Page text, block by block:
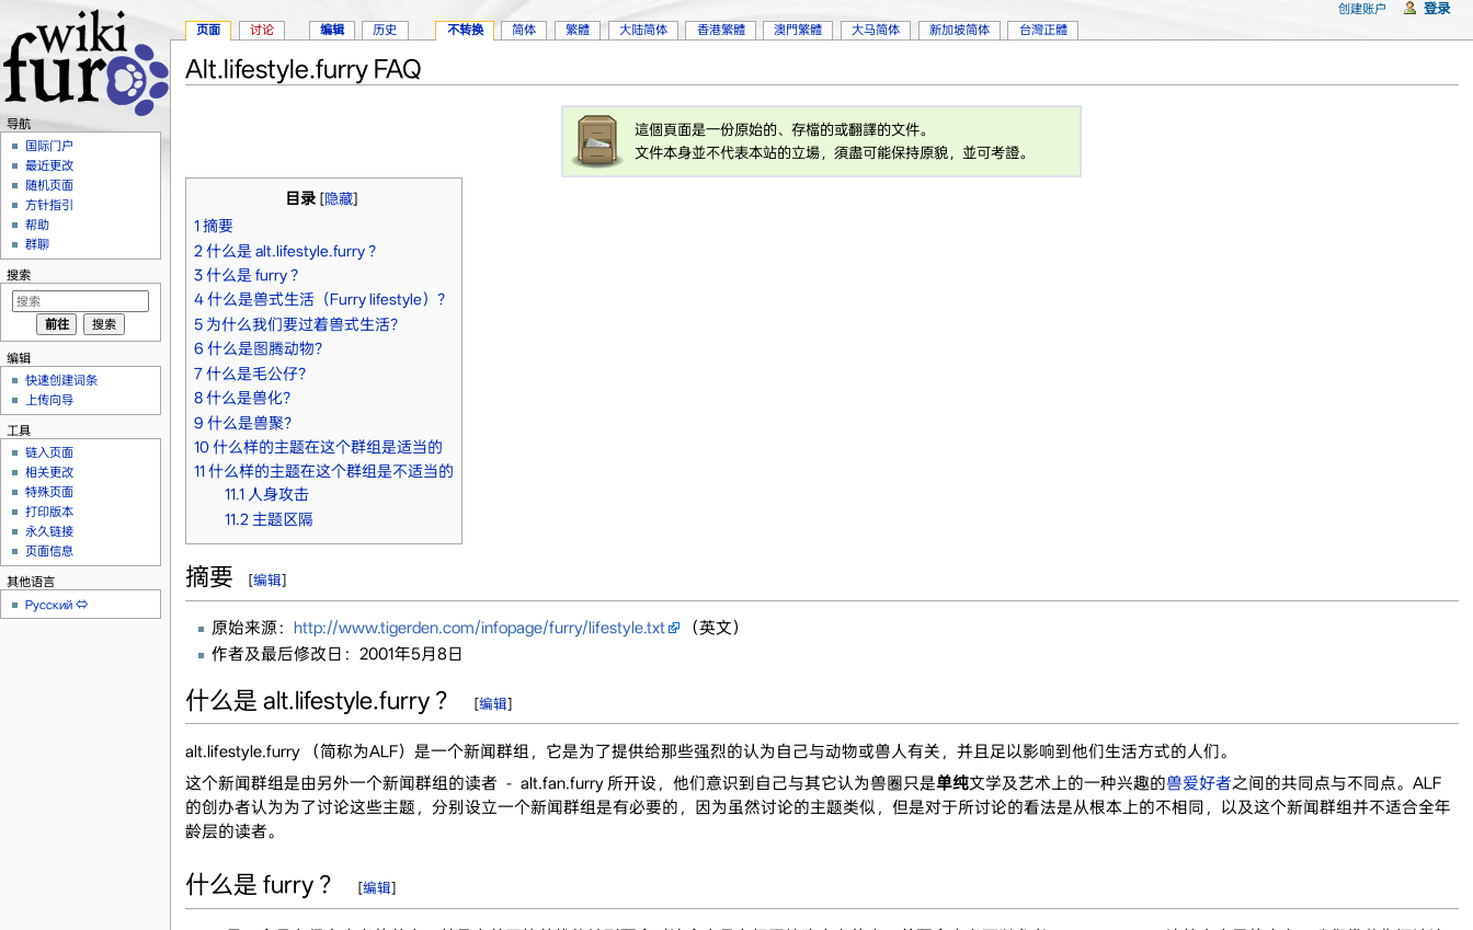
Alt.lifestyle.furry FAQ
這個頁面是一份原始的、存檔的或翻譯的文件。
文件本身並不代表本站的立場，須盡可能保持原貌，並可考證。
目录 [隐藏]
1 摘要
2 什么是 alt.lifestyle.furry ？
3 什么是 furry ？
4 什么是兽式生活（Furry lifestyle）？
5 为什么我们要过着兽式生活？
6 什么是图腾动物？
7 什么是毛公仔？
8 什么是兽化？
9 什么是兽聚？
10 什么样的主题在这个群组是适当的
11 什么样的主题在这个群组是不适当的
11.1 人身攻击
11.2 主题区隔
摘要 [编辑]
原始来源： http://www.tigerden.com/infopage/furry/lifestyle.txt
（英文）
作者及最后修改日：2001年5月8日
什么是 alt.lifestyle.furry ？ [编辑]
alt.lifestyle.furry （简称为ALF）是一个新闻群组，它是为了提供给那些强烈的认为自己与动物或兽人有关，并且足以影响到他们生活方式的人们。
这个新闻群组是由另外一个新闻群组的读者 － alt.fan.furry 所开设，他们意识到自己与其它认为兽圈只是单纯文学及艺术上的一种兴趣的兽爱好者之间的共同点与不同点。ALF
的创办者认为为了讨论这些主题，分别设立一个新闻群组是有必要的，因为虽然讨论的主题类似，但是对于所讨论的看法是从根本上的不相同，以及这个新闻群组并不适合全年
龄层的读者。
什么是 furry ？ [编辑]
页面 讨论 编辑 历史 不转换 简体 繁體 大陆简体 香港繁體 澳門繁體 大马简体 新加坡简体 台灣正體
创建账户 登录
导航
国际门户
最近更改
随机页面
方针指引
帮助
群聊
搜索
编辑
快速创建词条
上传向导
工具
链入页面
相关更改
特殊页面
打印版本
永久链接
页面信息
其他语言
Русский ⇔